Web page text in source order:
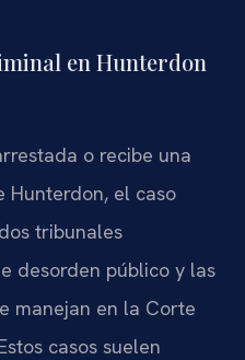
en Hunterdon
o recibe una
Hunterdon, el caso
tribunales
desorden público y las
manejan en la Corte
casos suelen